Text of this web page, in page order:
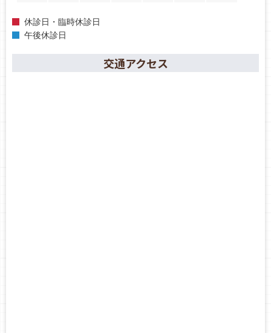
休診日・臨時休診日
午後休診日
交通アクセス